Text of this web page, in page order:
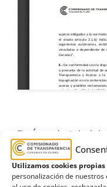
Utilizamos cookies
personalización de
Área de Salud
administrativo,
del Común,
Función